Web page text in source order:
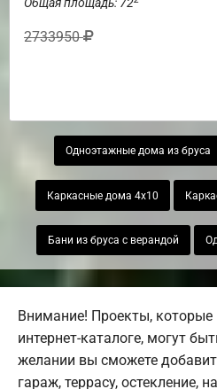
2733950
Одноэтажные дома из бруса
Каркасные дома 4х10
Бани из бруса с верандой
Внимание! Проекты,
интернет-каталоге, могут
желании вы сможете
гараж, террасу, остекление,